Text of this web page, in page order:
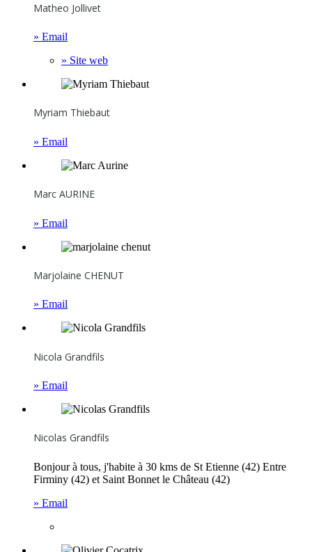
Matheo Jollivet
» Email
» Site web
Myriam Thiebaut
» Email
Marc AURINE
» Email
Marjolaine CHENUT
» Email
Nicola Grandfils
» Email
Nicolas Grandfils
Bonjour à tous, j'habite à 30 kms de St Etienne (42) Entre
Firminy (42) et Saint Bonnet le Château (42)
» Email